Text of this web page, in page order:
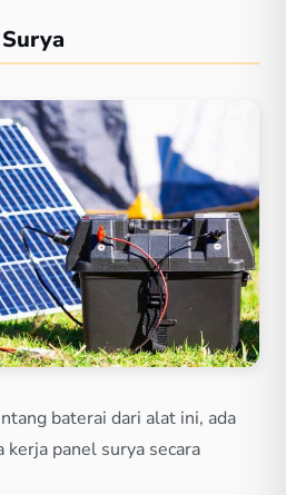
baterai dari alat ini, ada
kerja panel surya secara